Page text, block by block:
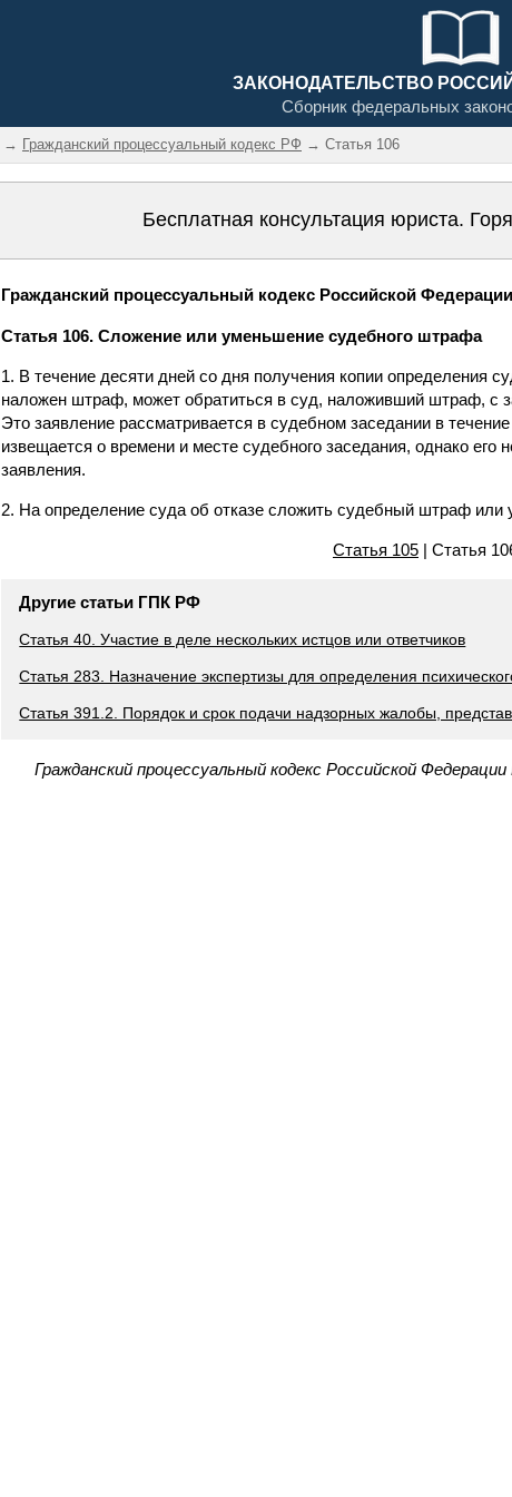
ЗАКОНОДАТЕЛЬСТВО
Сборник федеральных
→ Гражданский процессуальный кодекс РФ → Статья 106
Бесплатная консультация юриста.
Гражданский процессуальный кодекс Российской Федерации
Статья 106. Сложение или уменьшение судебного штрафа
1. В течение десяти дней со дня получения копии определения
наложен штраф, может обратиться в суд, наложивший штраф, с
Это заявление рассматривается в судебном заседании в
извещается о времени и месте судебного заседания, однако его
заявления.
2. На определение суда об отказе сложить судебный штраф
Статья 105| Статья
Другие статьи ГПК РФ
Статья 40. Участие в деле нескольких истцов или ответчиков
Статья 283. Назначение экспертизы для определения
Статья 391.2. Порядок и срок подачи надзорных жалобы,
Гражданский процессуальный кодекс Российской